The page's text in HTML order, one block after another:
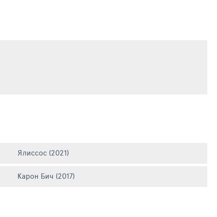
Ялиссос (2021)
Карон Бич (2017)